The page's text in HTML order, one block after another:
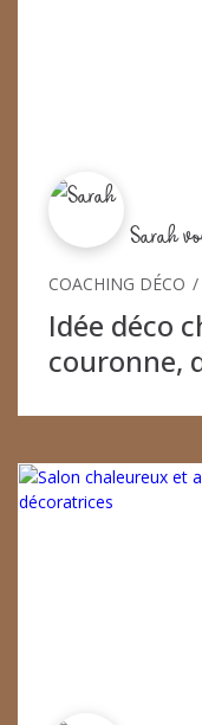
Sarah
COACHING DÉCO
Idée déco
couronne,